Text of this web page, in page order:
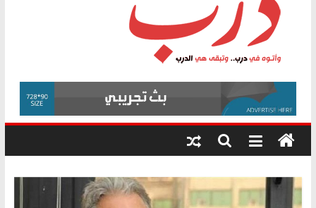
فرحات سليمان يكتب: القطاع الصحي إلى
أين؟
حزب التحالف الشعبي يطلق لجنة “الحق
في الصحة” بالإسكندرية لرصد الانتهاكات
ودعم المرضى
الوزاري لمدينة الصحفيين.. وانتهاء أعمال
إنشاء المبنى الإداري
المجلس القومي لحقوق الإنسان يعلن
متابعة قضية الدكتور محمد زهران.. ويؤكد:
قرينة البراءة وضمانات المحاكمة العادلة
درب
وأتوه
درب..
وتبقى
هي